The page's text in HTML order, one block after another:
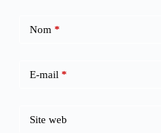
Nom *
E-mail *
Site web